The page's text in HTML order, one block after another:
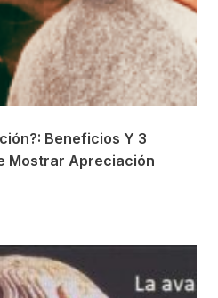
Beneficios Y 3
Mostrar Apreciación